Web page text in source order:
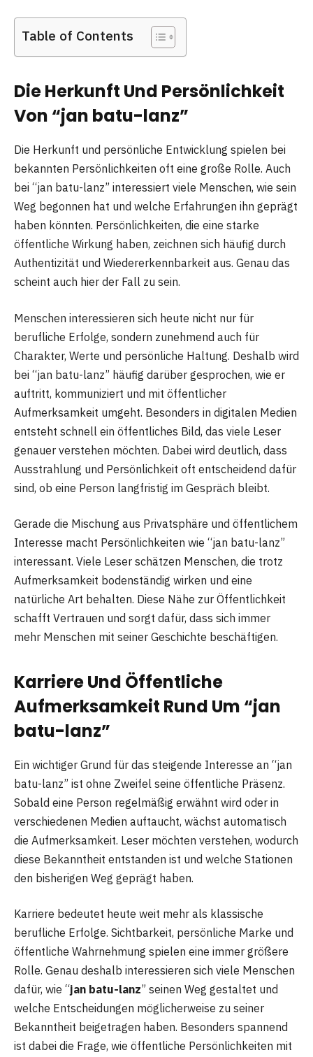
Table of Contents
Die Herkunft Und Persönlichkeit
Von “jan batu-lanz”
Die Herkunft und persönliche Entwicklung spielen bei
bekannten Persönlichkeiten oft eine große Rolle. Auch
bei “jan batu-lanz” interessiert viele Menschen, wie sein
Weg begonnen hat und welche Erfahrungen ihn geprägt
haben könnten. Persönlichkeiten, die eine starke
öffentliche Wirkung haben, zeichnen sich häufig durch
Authentizität und Wiedererkennbarkeit aus. Genau das
scheint auch hier der Fall zu sein.
Menschen interessieren sich heute nicht nur für
berufliche Erfolge, sondern zunehmend auch für
Charakter, Werte und persönliche Haltung. Deshalb wird
bei “jan batu-lanz” häufig darüber gesprochen, wie er
auftritt, kommuniziert und mit öffentlicher
Aufmerksamkeit umgeht. Besonders in digitalen Medien
entsteht schnell ein öffentliches Bild, das viele Leser
genauer verstehen möchten. Dabei wird deutlich, dass
Ausstrahlung und Persönlichkeit oft entscheidend dafür
sind, ob eine Person langfristig im Gespräch bleibt.
Gerade die Mischung aus Privatsphäre und öffentlichem
Interesse macht Persönlichkeiten wie “jan batu-lanz”
interessant. Viele Leser schätzen Menschen, die trotz
Aufmerksamkeit bodenständig wirken und eine
natürliche Art behalten. Diese Nähe zur Öffentlichkeit
schafft Vertrauen und sorgt dafür, dass sich immer
mehr Menschen mit seiner Geschichte beschäftigen.
Karriere Und Öffentliche
Aufmerksamkeit Rund Um “jan
batu-lanz”
Ein wichtiger Grund für das steigende Interesse an “jan
batu-lanz” ist ohne Zweifel seine öffentliche Präsenz.
Sobald eine Person regelmäßig erwähnt wird oder in
verschiedenen Medien auftaucht, wächst automatisch
die Aufmerksamkeit. Leser möchten verstehen, wodurch
diese Bekanntheit entstanden ist und welche Stationen
den bisherigen Weg geprägt haben.
Karriere bedeutet heute weit mehr als klassische
berufliche Erfolge. Sichtbarkeit, persönliche Marke und
öffentliche Wahrnehmung spielen eine immer größere
Rolle. Genau deshalb interessieren sich viele Menschen
dafür, wie “jan batu-lanz” seinen Weg gestaltet und
welche Entscheidungen möglicherweise zu seiner
Bekanntheit beigetragen haben. Besonders spannend
ist dabei die Frage, wie öffentliche Persönlichkeiten mit